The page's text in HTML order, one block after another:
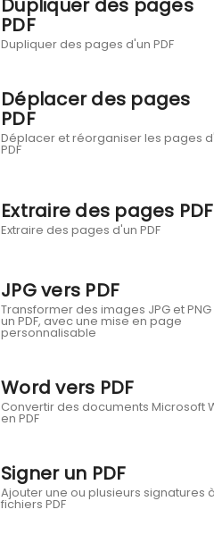
Dupliquer des pages
PDF
Dupliquer des pages d'un PDF
Déplacer des pages
PDF
Déplacer et réorganiser les pages
PDF
Extraire des pages PDF
Extraire des pages d'un PDF
JPG vers PDF
Transformer des images JPG et PNG
un PDF, avec une mise en page
personnalisable
Word vers PDF
Convertir des documents Microsoft
en PDF
Signer un PDF
Ajouter une ou plusieurs signatures
fichiers PDF